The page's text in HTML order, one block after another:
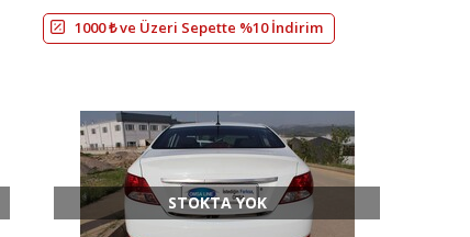
1000 ₺ ve Üzeri Sepette %10 İndirim
STOKTA YOK